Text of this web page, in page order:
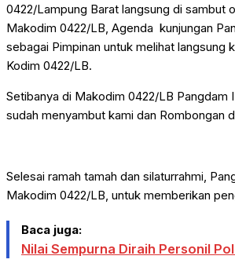
0422/Lampung Barat langsung di sambut
Makodim 0422/LB, Agenda kunjungan
sebagai Pimpinan untuk melihat langsung
Kodim 0422/LB.
Setibanya di Makodim 0422/LB Pangdam
sudah menyambut kami dan Rombongan
Selesai ramah tamah dan silaturrahmi,
Makodim 0422/LB, untuk memberikan
Baca juga:
Nilai Sempurna Diraih Personil